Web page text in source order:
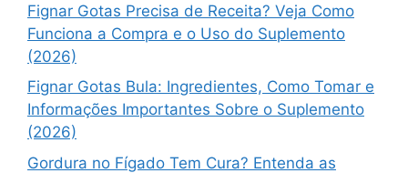
Fignar Gotas Precisa de Receita? Veja Como
Funciona a Compra e o Uso do Suplemento
(2026)
Fignar Gotas Bula: Ingredientes, Como Tomar e
Informações Importantes Sobre o Suplemento
(2026)
Gordura no Fígado Tem Cura? Entenda as